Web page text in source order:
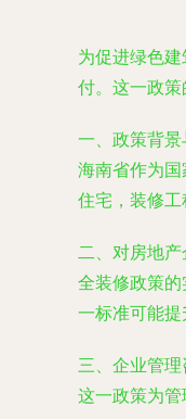
为促进绿色
付。这一政
一、政策背
海南省作为
住宅，装修
二、对房地
全装修政策
一标准可能
三、企业管
这一政策为